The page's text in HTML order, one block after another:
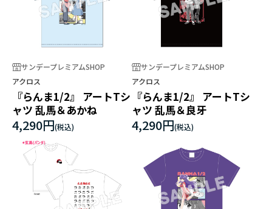
サンデープレミアムSHOP
アクロス
『らんま1/2』 アートTシ
ャツ 乱馬＆あかね
4,290円
サンデープレミアムSHOP
アクロス
『らんま1/2』 アートTシ
ャツ 乱馬＆良牙
4,290円